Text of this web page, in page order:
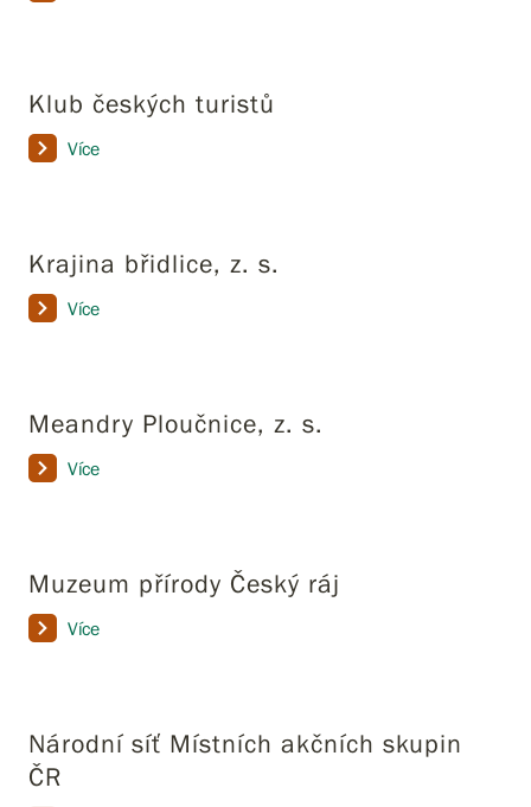
Klub českých turistů
Více
Krajina břidlice, z. s.
Více
Meandry Ploučnice, z. s.
Více
Muzeum přírody Český ráj
Více
Národní síť Místních akčních skupin
ČR